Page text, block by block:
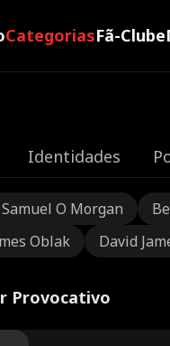
CategoriasFã-Clube
Identidades
Samuel O Morgan
Oblak David
Provocativo